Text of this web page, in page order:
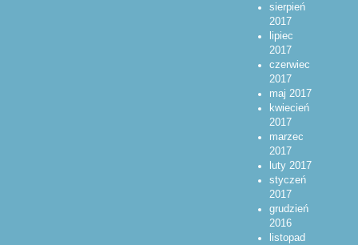
sierpień
2017
lipiec
2017
czerwiec
2017
maj 2017
kwiecień
2017
marzec
2017
luty 2017
styczeń
2017
grudzień
2016
listopad